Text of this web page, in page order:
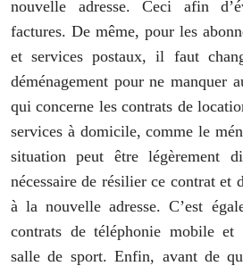
nouvelle adresse. Ceci afin
factures. De même, pour les
et services postaux, il faut
déménagement pour ne manquer
qui concerne les contrats de
services à domicile, comme le
situation peut être légèrement
nécessaire de résilier ce contrat et
à la nouvelle adresse. C’est
contrats de téléphonie mobile et
salle de sport. Enfin, avant de